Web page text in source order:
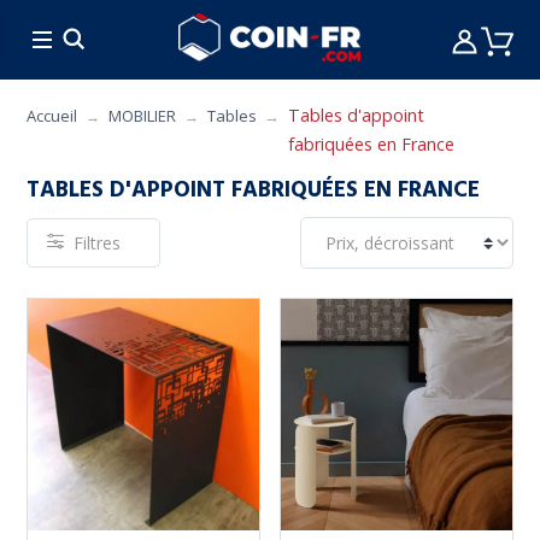
CUISINE MOBILIER
Accueil MOBILIER Tables
Tables d'appoint
fabriquées en France
TABLES D'APPOINT FABRIQUÉES EN FRANCE
Filtres